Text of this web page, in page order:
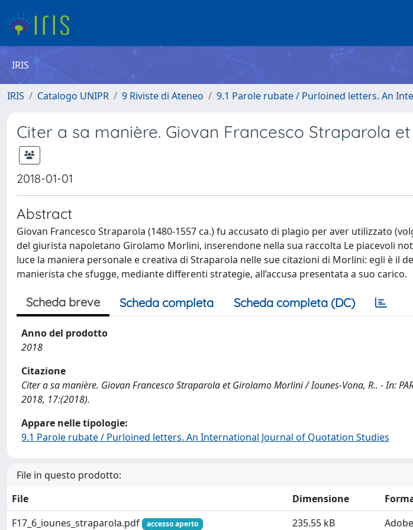
IRIS
IRIS Catalogo UNIPR 9 Riviste di Ateneo 9.1 Parole rubate / Purloined letters. An
Citer a sa manière. Giovan Francesco Straparola
2018-01-01
Abstract
Giovan Francesco Straparola (1480-1557 ca.) fu accusato di plagio per aver utilizzato
del giurista napoletano Girolamo Morlini, inserendone nella sua raccolta Le piacevoli
luce la maniera personale e creativa di Straparola nelle sue citazioni di Morlini: egli è il
manierista che sfugge, mediante differenti strategie, all’accusa presentata a suo carico.
Scheda breve Scheda completa Scheda completa (DC)
Anno del prodotto
2018
Citazione
Citer a sa manière. Giovan Francesco Straparola et Girolamo Morlini / Iounes-Vona, R.. - In:
2018, 17:(2018).
Appare nelle tipologie:
9.1 Parole rubate / Purloined letters. An International Journal of Quotation Studies
File in questo prodotto:
File
Dimensione
F17_6_iounes_straparola.pdf
accesso aperto 235.55 kB